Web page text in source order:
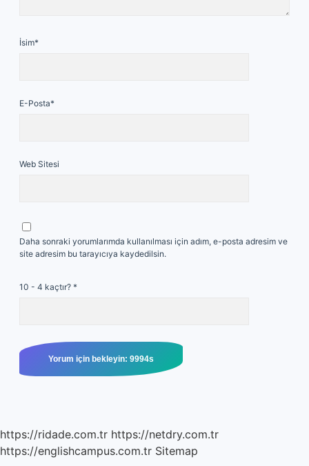
İsim*
E-Posta*
Web Sitesi
Daha sonraki yorumlarımda kullanılması için adım, e-posta adresim ve
site adresim bu tarayıcıya kaydedilsin.
10 - 4 kaçtır? *
https://ridade.com.tr https://netdry.com.tr
https://englishcampus.com.tr Sitemap